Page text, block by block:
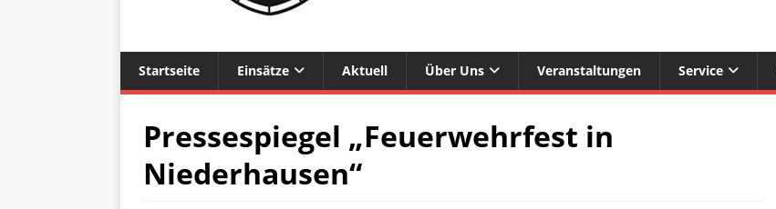
Startseite Einsätze Aktuell Über Uns Veranstaltungen Service
Pressespiegel „Feuerwehrfest in
Niederhausen“